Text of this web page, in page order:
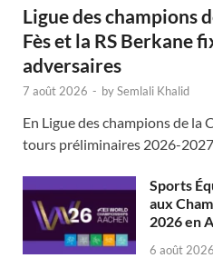
Ligue des champions
Fès et la RS Berkane
adversaires
7 août 2026 - bySemlali Khalid
En Ligue des champions de la
tours préliminaires 2026-2027
Sports
aux
2026 en
6 août 2026